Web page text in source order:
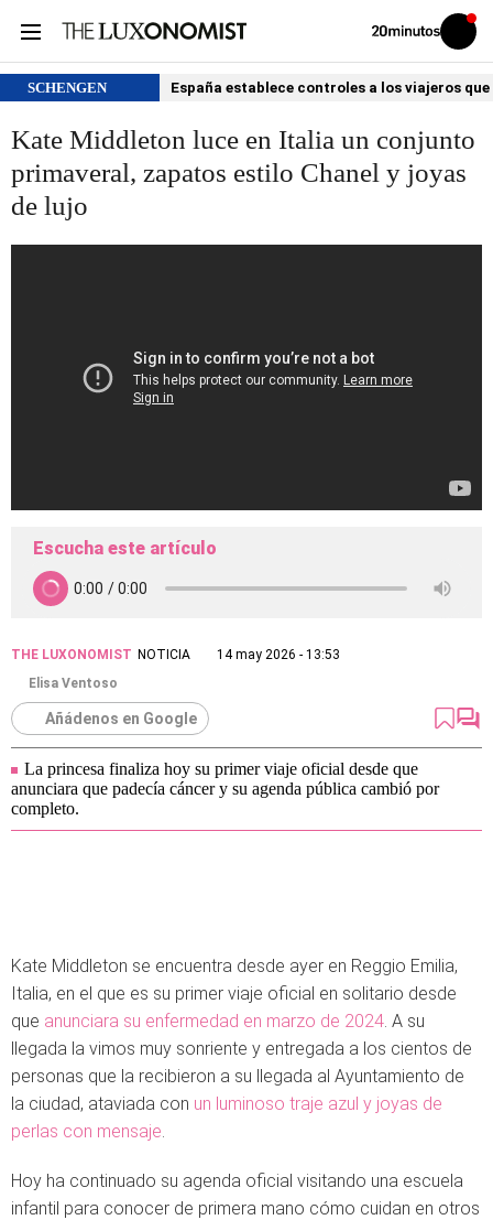
Volver
Iniciar
sesión
SCHENGEN España establece controles a los viajeros
Kate Middleton luce en Italia un conjunto
primaveral, zapatos estilo Chanel y joyas
de lujo
Escucha este artículo
THE LUXONOMIST NOTICIA
14 may 2026 - 13:53
Elisa Ventoso
Añádenos en Google
La princesa finaliza hoy su primer viaje oficial desde que
anunciara que padecía cáncer y su agenda pública cambió por
completo.
Kate Middleton se encuentra desde ayer en Reggio Emilia,
Italia, en el que es su primer viaje oficial en solitario desde
que anunciara su enfermedad en marzo de 2024 . A su
llegada la vimos muy sonriente y entregada a los cientos de
personas que la recibieron a su llegada al Ayuntamiento de
la ciudad, ataviada con un luminoso traje azul y joyas de
perlas con mensaje
Hoy ha continuado su agenda oficial visitando una escuela
infantil para conocer de primera mano cómo cuidan en otros